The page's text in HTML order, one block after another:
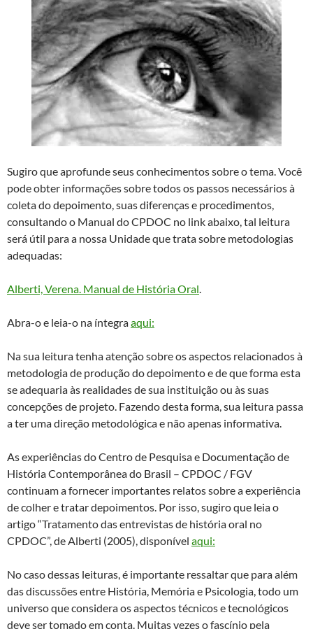
Sugiro que aprofunde seus conhecimentos sobre o tema. Você
pode obter informações sobre todos os passos necessários à
coleta do depoimento, suas diferenças e procedimentos,
consultando o Manual do CPDOC no link abaixo, tal leitura
será útil para a nossa Unidade que trata sobre metodologias
adequadas:
Alberti, Verena. Manual de História Oral.
Abra-o e leia-o na íntegraaqui:
Na sua leitura tenha atenção sobre os aspectos relacionados à
metodologia de produção do depoimento e de que forma esta
se adequaria às realidades de sua instituição ou às suas
concepções de projeto. Fazendo desta forma, sua leitura passa
a ter uma direção metodológica e não apenas informativa.
As experiências do Centro de Pesquisa e Documentação de
História Contemporânea do Brasil – CPDOC / FGV
continuam a fornecer importantes relatos sobre a experiência
de colher e tratar depoimentos. Por isso, sugiro que leia o
artigo “Tratamento das entrevistas de história oral no
CPDOC”, de Alberti (2005), disponível aqui:
No caso dessas leituras, é importante ressaltar que para além
das discussões entre História, Memória e Psicologia, todo um
universo que considera os aspectos técnicos e tecnológicos
deve ser tomado em conta. Muitas vezes o fascínio pela